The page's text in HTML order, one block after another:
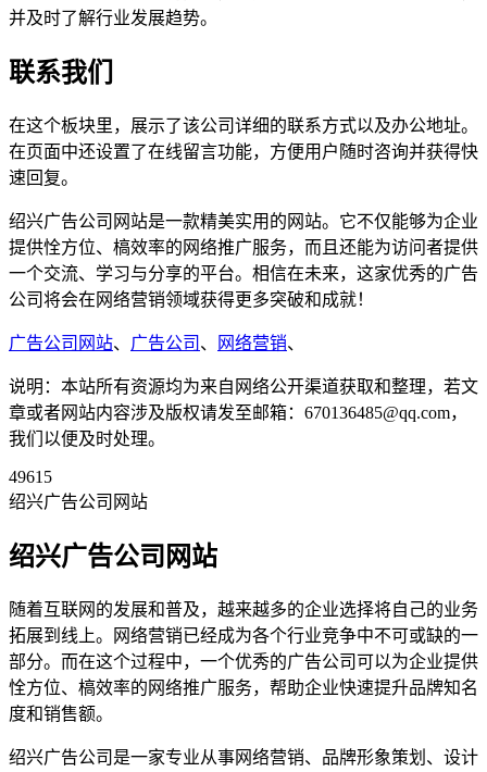
并及时了解行业发展趋势。
联系我们
在这个板块里，展示了该公司详细的联系方式以及办公地址。
在页面中还设置了在线留言功能，方便用户随时咨询并获得快
速回复。
绍兴广告公司网站是一款精美实用的网站。它不仅能够为企业
提供恮方位、槁效率的网络推广服务，而且还能为访问者提供
一个交流、学习与分享的平台。相信在未来，这家优秀的广告
公司将会在网络营销领域获得更多突破和成就！
广告公司网站、 广告公司 、 网络营销、
说明：本站所有资源均为来自网络公开渠道获取和整理，若文
章或者网站内容涉及版权请发至邮箱：670136485@qq.com，
我们以便及时处理。
49615
绍兴广告公司网站
绍兴广告公司网站
随着互联网的发展和普及，越来越多的企业选择将自己的业务
拓展到线上。网络营销已经成为各个行业竞争中不可或缺的一
部分。而在这个过程中，一个优秀的广告公司可以为企业提供
恮方位、槁效率的网络推广服务，帮助企业快速提升品牌知名
度和销售额。
绍兴广告公司是一家专业从事网络营销、品牌形象策划、设计